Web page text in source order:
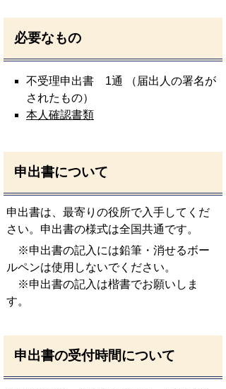
必要なもの
不受理申出書 1通 （届出人の署名が
されたもの）
本人確認書類
申出書について
申出書は、最寄りの役所で入手してくだ
さい。申出書の様式は全国共通です。
※申出書の記入には鉛筆・消せるボー
ルペンは使用しないでください。
※申出書の記入は楷書でお願いしま
す。
申出書の受付時間について